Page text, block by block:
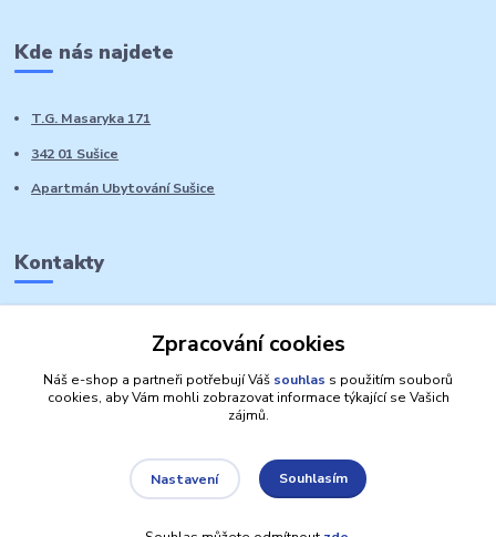
Kde nás najdete
T.G. Masaryka 171
342 01 Sušice
Apartmán Ubytování Sušice
Kontakty
Zpracování cookies
Náš e-shop a partneři potřebují Váš souhlas s použitím souborů
cookies, aby Vám mohli zobrazovat informace týkající se Vašich
zájmů.
Nastavení Souhlasím